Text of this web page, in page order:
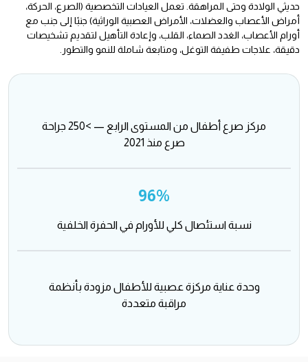
حديثي الولادة وحتى المراهقة. تعمل العيادات التخصصية (الصرع، الحركة،
أمراض الأعصاب والعضلات، الأمراض العصبية الوراثية) جنبًا إلى جنب مع
أورام الأعصاب، الغدد الصماء، القلب، وإعادة التأهيل لتقديم تشخيصات
دقيقة، علاجات طفيفة التوغل، ومتابعة شاملة للنمو والتطور.
مركز صرع أطفال من المستوى الرابع — >250 جراحة
صرع منذ 2021
96%
نسبة استئصال كلي للأورام في الحفرة الخلفية
وحدة عناية مركزة عصبية للأطفال مزودة بأنظمة
مراقبة متعددة